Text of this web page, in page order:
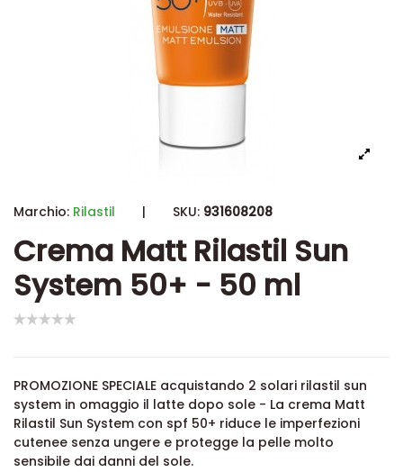
Marchio: Rilastil | SKU: 931608208
Crema Matt Rilastil Sun
System 50+ - 50 ml
PROMOZIONE SPECIALE acquistando 2 solari rilastil sun
system in omaggio il latte dopo sole - La crema Matt
Rilastil Sun System con spf 50+ riduce le imperfezioni
cutenee senza ungere e protegge la pelle molto
sensibile dai danni del sole.